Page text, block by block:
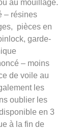
au mouillage.
– résines
pièces en
garde-
– moins
de voile au
les
oublier les
en 3
à la fin de